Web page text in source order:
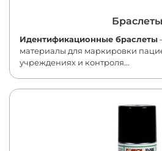
Браслеты
Идентификационные браслеты
материалы для маркировки
учреждениях и контроля...